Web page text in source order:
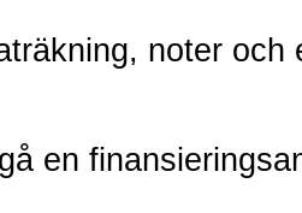
noter och
en